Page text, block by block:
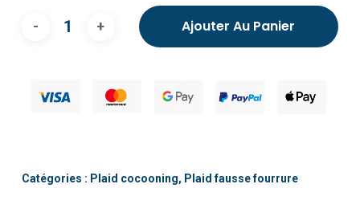
Ajouter Au Panier
Catégories : Plaid cocooning, Plaid fausse fourrure